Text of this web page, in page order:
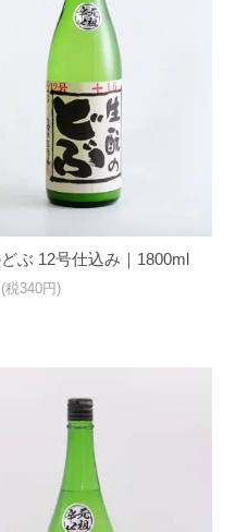
ぶ 12号仕込み｜1800ml
税340円)